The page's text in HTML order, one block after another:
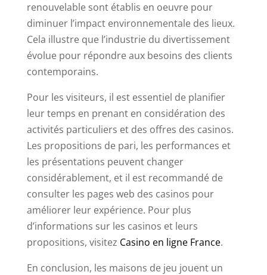
renouvelable sont établis en oeuvre pour
diminuer l’impact environnementale des lieux.
Cela illustre que l’industrie du divertissement
évolue pour répondre aux besoins des clients
contemporains.
Pour les visiteurs, il est essentiel de planifier
leur temps en prenant en considération des
activités particuliers et des offres des casinos.
Les propositions de pari, les performances et
les présentations peuvent changer
considérablement, et il est recommandé de
consulter les pages web des casinos pour
améliorer leur expérience. Pour plus
d’informations sur les casinos et leurs
propositions, visitez Casino en ligne France.
En conclusion, les maisons de jeu jouent un